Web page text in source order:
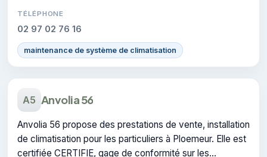
TÉLÉPHONE
02 97 02 76 16
maintenance de système de climatisation
A5 Anvolia 56
Anvolia 56 propose des prestations de vente, installation
de climatisation pour les particuliers à Ploemeur. Elle est
certifiée CERTIFIE, gage de conformité sur les